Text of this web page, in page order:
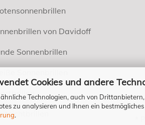
Cookies und andere
Technologien, auch von
zu analysieren und Ihnen ein
.
von Davidoff
Sonnenbrillen